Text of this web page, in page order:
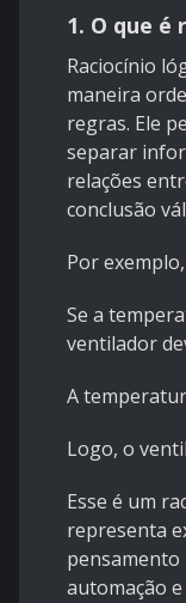
1. O que é
Raciocínio
maneira
regras. Ele
separar
relações
conclusão
Por
Se a
ventilador
A
Logo, o
Esse é um
representa
pensamento
automação